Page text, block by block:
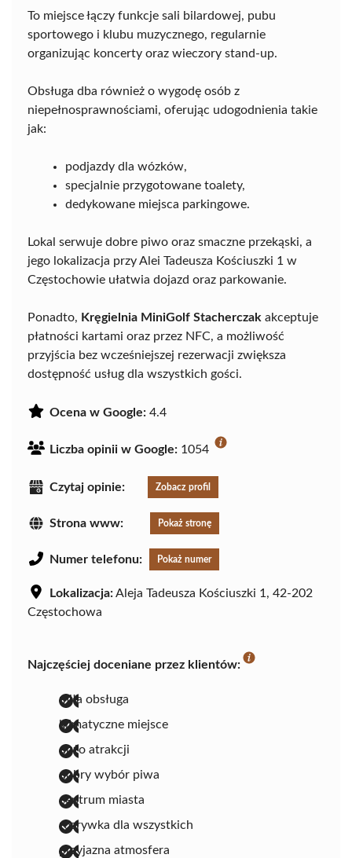
To miejsce łączy funkcje sali bilardowej, pubu
sportowego i klubu muzycznego, regularnie
organizując koncerty oraz wieczory stand-up.
Obsługa dba również o wygodę osób z
niepełnosprawnościami, oferując udogodnienia takie
jak:
podjazdy dla wózków,
specjalnie przygotowane toalety,
dedykowane miejsca parkingowe.
Lokal serwuje dobre piwo oraz smaczne przekąski, a
jego lokalizacja przy Alei Tadeusza Kościuszki 1 w
Częstochowie ułatwia dojazd oraz parkowanie.
Ponadto, Kręgielnia MiniGolf Stacherczak akceptuje
płatności kartami oraz przez NFC, a możliwość
przyjścia bez wcześniejszej rezerwacji zwiększa
dostępność usług dla wszystkich gości.
Ocena w Google: 4.4
Liczba opinii w Google: 1054
Czytaj opinie: Zobacz profil
Strona www: Pokaż stronę
Numer telefonu: Pokaż numer
Lokalizacja:Aleja Tadeusza Kościuszki 1, 42-202
Częstochowa
Najczęściej doceniane przez klientów:
miła obsługa
klimatyczne miejsce
dużo atrakcji
dobry wybór piwa
centrum miasta
rozrywka dla wszystkich
przyjazna atmosfera